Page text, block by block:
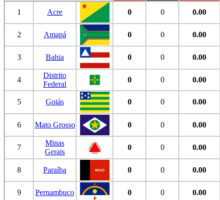
1 Acre 0 0 0.00
2 Amapá 0 0 0.00
3 Bahia 0 0 0.00
4
Distrito
Federal
0 0 0.00
5 Goiás 0 0 0.00
6 Mato Grosso 0 0 0.00
7
Minas
Gerais
0 0 0.00
8 Paraíba 0 0 0.00
9 Pernambuco 0 0 0.00